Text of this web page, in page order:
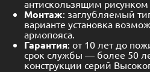
антискользящим рисунком
Монтаж: заглубляемый
варианте установка
армопояса.
Гарантия: от 10 лет до
срок службы — более 50
конструкции серий